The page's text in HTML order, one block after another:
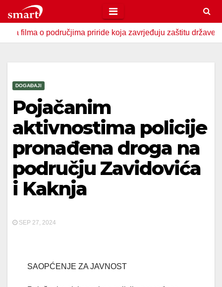
to
content
područjima priride koja zavrjeđuju zaštitu države U
DOGAĐAJI
Pojačanim
aktivnostima policije
pronađena droga na
području Zavidovića
i Kaknja
SEP 27, 2024
SAOPĆENJE ZA JAVNOST